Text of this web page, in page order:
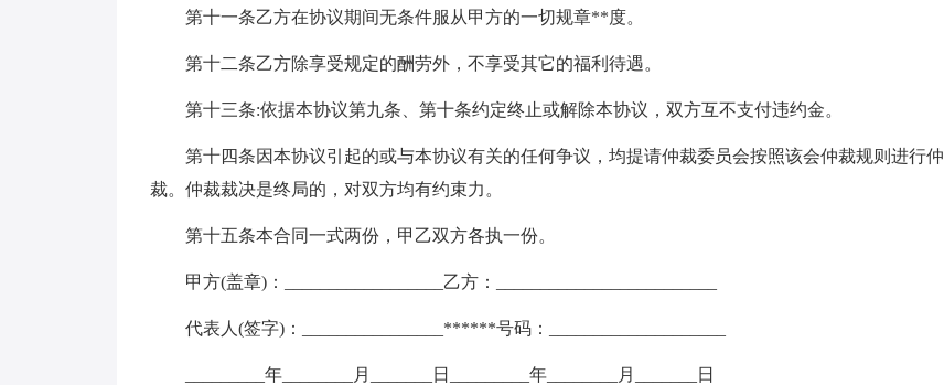
第十一条乙方在协议期间无条件服从甲方的一切规章**度。
第十二条乙方除享受规定的酬劳外，不享受其它的福利待遇。
第十三条:依据本协议第九条、第十条约定终止或解除本协议，双方互不支付违约金。
第十四条因本协议引起的或与本协议有关的任何争议，均提请仲裁委员会按照该会仲裁规则进行仲
裁。仲裁裁决是终局的，对双方均有约束力。
第十五条本合同一式两份，甲乙双方各执一份。
甲方(盖章)：__________________乙方：_________________________
代表人(签字)：________________******号码：____________________
_________年________月_______日_________年________月_______日